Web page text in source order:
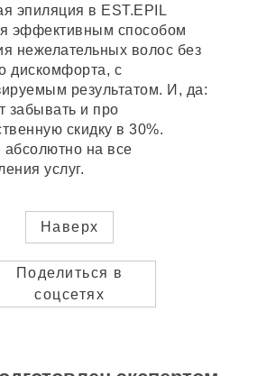
эпиляция в EST.EPIL
эффективным способом
нежелательных волос без
дискомфорта, с
результатом. И, да:
забывать и про
скидку в 30%.
на все
услуг.
Поделиться в
соцсетях
Наверх
ВСЕГО
ЛАЗЕРОМ
лазер
и диодный
СТАТЬИ